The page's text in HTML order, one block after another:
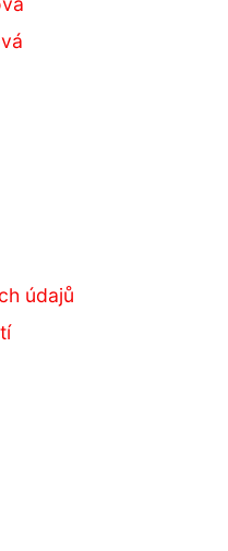
údajů